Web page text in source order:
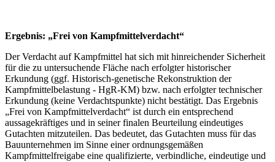
Ergebnis: „Frei von Kampfmittelverdacht“
Der Verdacht auf Kampfmittel hat sich mit hinreichender Sicherheit
für die zu untersuchende Fläche nach erfolgter historischer
Erkundung (ggf. Historisch-genetische Rekonstruktion der
Kampfmittelbelastung - HgR-KM) bzw. nach erfolgter technischer
Erkundung (keine Verdachtspunkte) nicht bestätigt. Das Ergebnis
„Frei von Kampfmittelverdacht“ ist durch ein entsprechend
aussagekräftiges und in seiner finalen Beurteilung eindeutiges
Gutachten mitzuteilen. Das bedeutet, das Gutachten muss für das
Bauunternehmen im Sinne einer ordnungsgemäßen
Kampfmittelfreigabe eine qualifizierte, verbindliche, eindeutige und